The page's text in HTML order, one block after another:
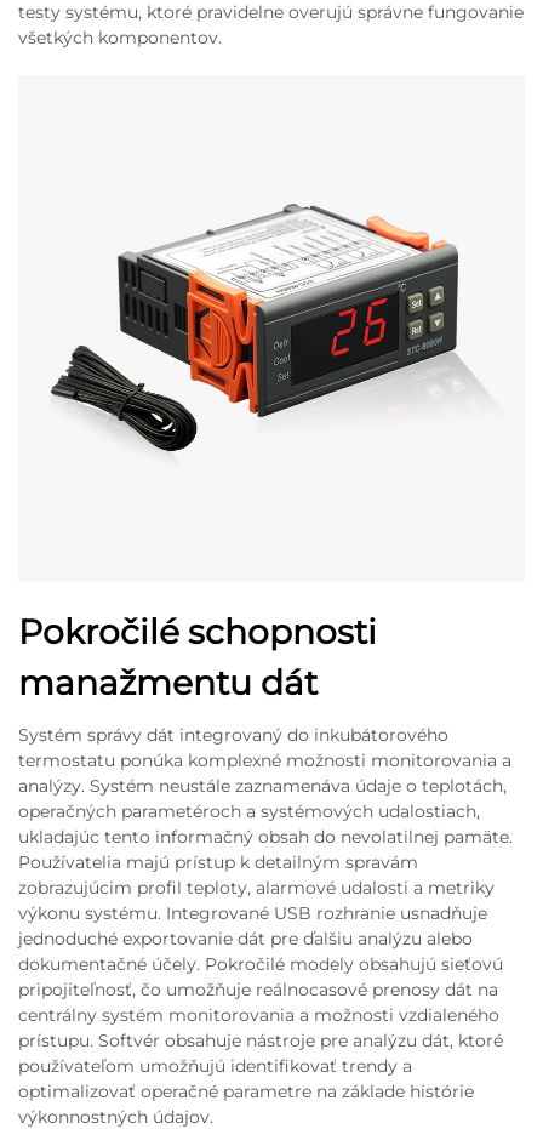
testy systému, ktoré pravidelne overujú správne fungovanie
všetkých komponentov.
Pokročilé schopnosti
manažmentu dát
Systém správy dát integrovaný do inkubátorového
termostatu ponúka komplexné možnosti monitorovania a
analýzy. Systém neustále zaznamenáva údaje o teplotách,
operačných parametéroch a systémových udalostiach,
ukladajúc tento informačný obsah do nevolatilnej pamäte.
Používatelia majú prístup k detailným spravám
zobrazujúcim profil teploty, alarmové udalosti a metriky
výkonu systému. Integrované USB rozhranie usnadňuje
jednoduché exportovanie dát pre ďalšiu analýzu alebo
dokumentačné účely. Pokročilé modely obsahujú sieťovú
pripojiteľnosť, čo umožňuje reálnocasové prenosy dát na
centrálny systém monitorovania a možnosti vzdialeného
prístupu. Softvér obsahuje nástroje pre analýzu dát, ktoré
používateľom umožňujú identifikovať trendy a
optimalizovať operačné parametre na základe histórie
výkonnostných údajov.